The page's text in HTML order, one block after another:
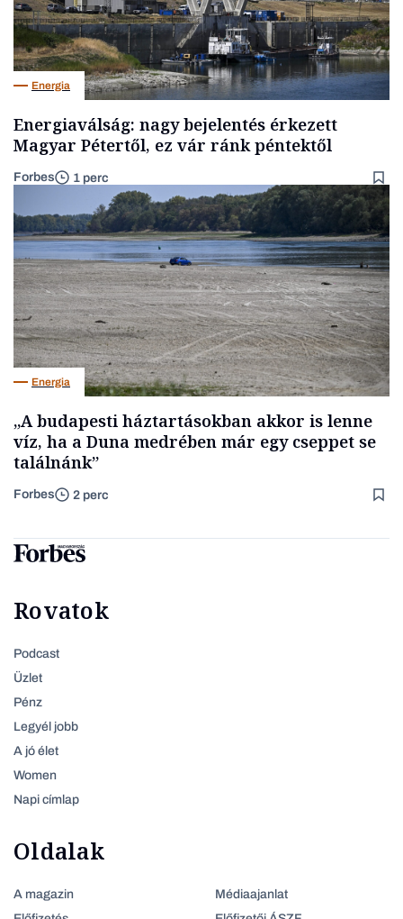
Energia
Energiaválság: nagy bejelentés érkezett
Magyar Pétertől, ez vár ránk péntektől
Forbes 1 perc
Energia
„A budapesti háztartásokban akkor is lenne
víz, ha a Duna medrében már egy cseppet se
találnánk”
Forbes 2 perc
Rovatok
Podcast
Üzlet
Pénz
Legyél jobb
A jó élet
Women
Napi címlap
Oldalak
A magazin
Médiaajanlat